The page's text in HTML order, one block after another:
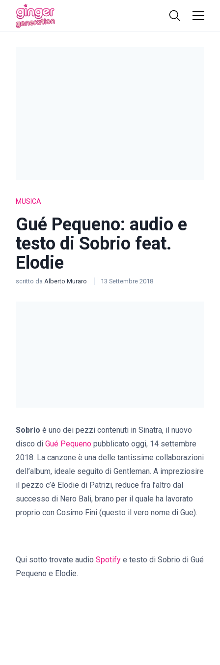
MUSICA
Gué Pequeno: audio e
testo di Sobrio feat.
Elodie
scritto da Alberto Muraro 13 Settembre 2018
Sobrio è uno dei pezzi contenuti in Sinatra, il nuovo
disco di Gué Pequeno pubblicato oggi, 14 settembre
2018. La canzone è una delle tantissime collaborazioni
dell’album, ideale seguito di Gentleman. A impreziosire
il pezzo c’è Elodie di Patrizi, reduce fra l’altro dal
successo di Nero Bali, brano per il quale ha lavorato
proprio con Cosimo Fini (questo il vero nome di Gue).
Qui sotto trovate audio Spotify e testo di Sobrio di Gué
Pequeno e Elodie.